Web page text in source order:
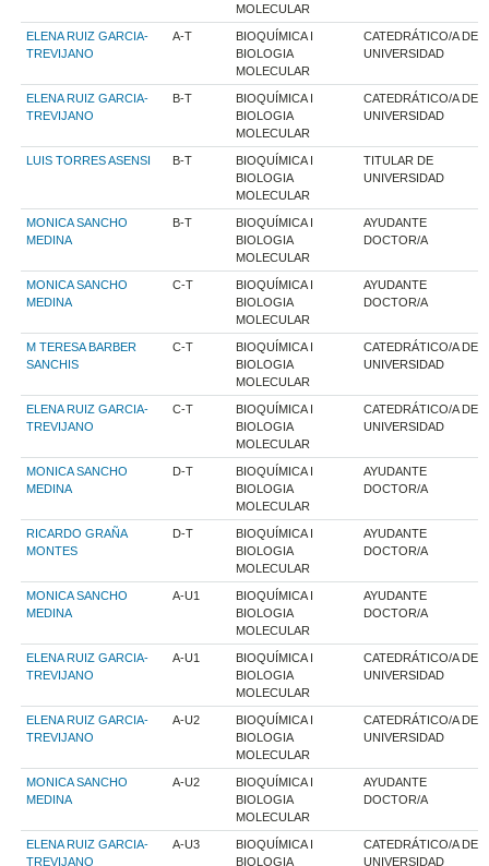
MOLECULAR
ELENA RUIZ GARCIA-
TREVIJANO
A-T
BIOQUÍMICA I
BIOLOGIA
MOLECULAR
CATEDRÁTICO/A DE
UNIVERSIDAD
ELENA RUIZ GARCIA-
TREVIJANO
B-T
BIOQUÍMICA I
BIOLOGIA
MOLECULAR
CATEDRÁTICO/A DE
UNIVERSIDAD
LUIS TORRES ASENSI B-T
BIOQUÍMICA I
BIOLOGIA
MOLECULAR
TITULAR DE
UNIVERSIDAD
MONICA SANCHO
MEDINA
B-T
BIOQUÍMICA I
BIOLOGIA
MOLECULAR
AYUDANTE
DOCTOR/A
MONICA SANCHO
MEDINA
C-T
BIOQUÍMICA I
BIOLOGIA
MOLECULAR
AYUDANTE
DOCTOR/A
M TERESA BARBER
SANCHIS
C-T
BIOQUÍMICA I
BIOLOGIA
MOLECULAR
CATEDRÁTICO/A DE
UNIVERSIDAD
ELENA RUIZ GARCIA-
TREVIJANO
C-T
BIOQUÍMICA I
BIOLOGIA
MOLECULAR
CATEDRÁTICO/A DE
UNIVERSIDAD
MONICA SANCHO
MEDINA
D-T
BIOQUÍMICA I
BIOLOGIA
MOLECULAR
AYUDANTE
DOCTOR/A
RICARDO GRAÑA
MONTES
D-T
BIOQUÍMICA I
BIOLOGIA
MOLECULAR
AYUDANTE
DOCTOR/A
MONICA SANCHO
MEDINA
A-U1
BIOQUÍMICA I
BIOLOGIA
MOLECULAR
AYUDANTE
DOCTOR/A
ELENA RUIZ GARCIA-
TREVIJANO
A-U1
BIOQUÍMICA I
BIOLOGIA
MOLECULAR
CATEDRÁTICO/A DE
UNIVERSIDAD
ELENA RUIZ GARCIA-
TREVIJANO
A-U2
BIOQUÍMICA I
BIOLOGIA
MOLECULAR
CATEDRÁTICO/A DE
UNIVERSIDAD
MONICA SANCHO
MEDINA
A-U2
BIOQUÍMICA I
BIOLOGIA
MOLECULAR
AYUDANTE
DOCTOR/A
ELENA RUIZ GARCIA-
TREVIJANO
A-U3
BIOQUÍMICA I
BIOLOGIA
CATEDRÁTICO/A DE
UNIVERSIDAD